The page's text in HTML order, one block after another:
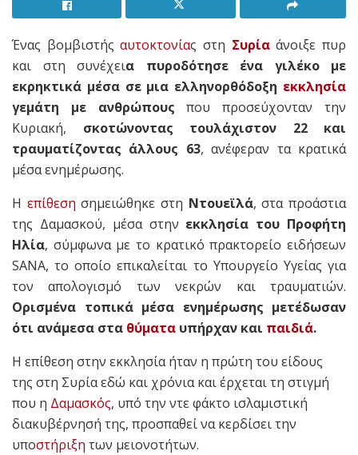
Ένας βομβιστήςαυτοκτονίας στη Συρία άνοιξε πυρ
και στη συνέχεια πυροδότησε ένα γιλέκο με
εκρηκτικά μέσα σε μια ελληνορθόδοξη εκκλησία
γεμάτη με ανθρώπους που προσεύχονταν την
Κυριακή, σκοτώνοντας τουλάχιστον 22 και
τραυματίζοντας άλλους 63, ανέφεραν τα κρατικά
μέσα ενημέρωσης.
Η επίθεση σημειώθηκε στη Ντουεϊλά, στα προάστια
της Δαμασκού, μέσα στην εκκλησία του Προφήτη
Ηλία, σύμφωνα με το κρατικό πρακτορείο ειδήσεων
SANA, το οποίο επικαλείται το Υπουργείο Υγείας για
τον απολογισμό των νεκρών και τραυματιών.
Ορισμένα τοπικά μέσα ενημέρωσης μετέδωσαν
ότι ανάμεσα στα θύματα υπήρχαν και παιδιά.
Η επίθεση στην εκκλησία ήταν η πρώτη του είδους
της στη Συρία εδώ και χρόνια και έρχεται τη στιγμή
που η Δαμασκός, υπό την ντε φάκτο ισλαμιστική
διακυβέρνησή της, προσπαθεί να κερδίσει την
υποστήριξη των μειονοτήτων.